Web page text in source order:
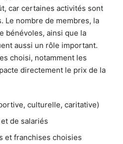
car certaines activités sont
Le nombre de membres, la
bénévoles, ainsi que la
aussi un rôle important.
choisi, notamment les
directement le prix de la
culturelle, caritative)
de salariés
et franchises choisies